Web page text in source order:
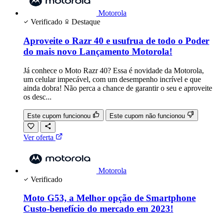
Motorola
Verificado
Destaque
Aproveite o Razr 40 e usufrua de todo o Poder
do mais novo Lançamento Motorola!
Já conhece o Moto Razr 40? Essa é novidade da Motorola,
um celular impecável, com um desempenho incrível e que
ainda dobra! Não perca a chance de garantir o seu e aproveite
os desc...
Este cupom funcionou Este cupom não funcionou
Ver oferta
Motorola
Verificado
Moto G53, a Melhor opção de Smartphone
Custo-benefício do mercado em 2023!